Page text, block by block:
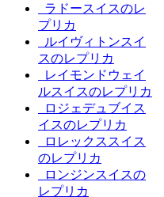
ラドースイスのレ
プリカ
ルイヴィトンスイ
スのレプリカ
レイモンドウェイ
ルスイスのレプリカ
ロジェデュブイス
イスのレプリカ
ロレックススイス
のレプリカ
ロンジンスイスの
レプリカ